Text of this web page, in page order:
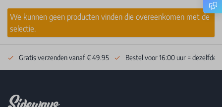
We kunnen geen producten vinden die overeenkomen met de
selectie.
Gratis verzenden vanaf € 49.95 Bestel voor 16:00 uur = dezelfde